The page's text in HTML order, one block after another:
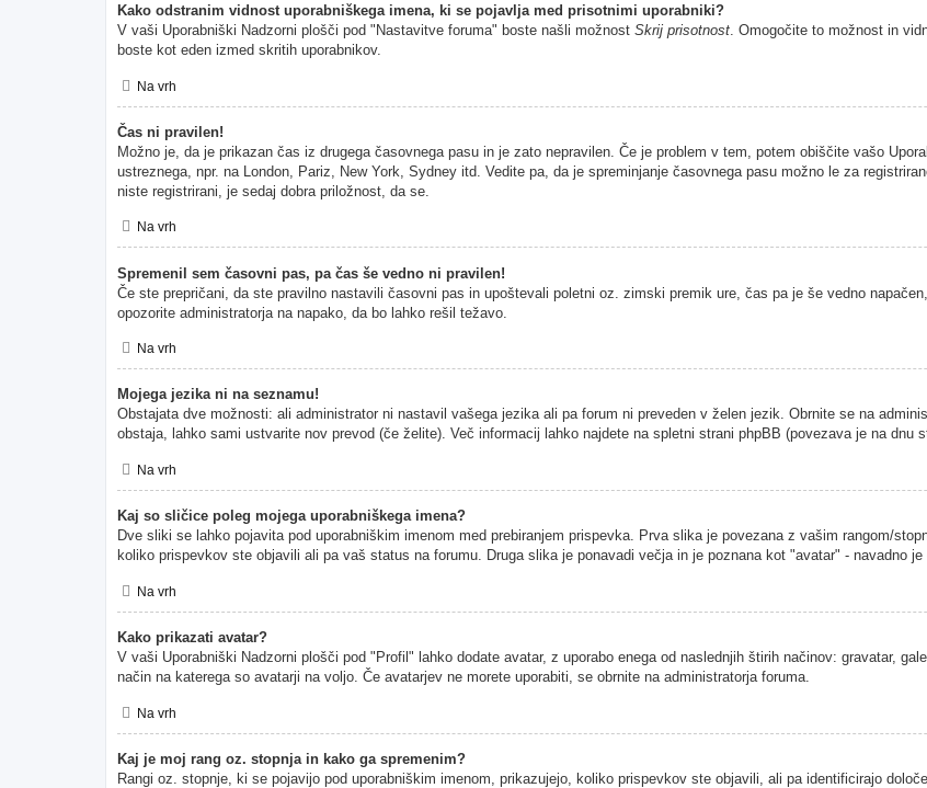
Kako odstranim vidnost uporabniškega imena, ki se pojavlja med prisotnimi uporabniki?
V vaši Uporabniški Nadzorni plošči pod "Nastavitve foruma" boste našli možnost Skrij prisotnost. Omogočite to možnost in
boste kot eden izmed skritih uporabnikov.
Na vrh
Čas ni pravilen!
Možno je, da je prikazan čas iz drugega časovnega pasu in je zato nepravilen. Če je problem v tem, potem obiščite vašo
ustreznega, npr. na London, Pariz, New York, Sydney itd. Vedite pa, da je spreminjanje časovnega pasu možno le za
niste registrirani, je sedaj dobra priložnost, da se.
Na vrh
Spremenil sem časovni pas, pa čas še vedno ni pravilen!
Če ste prepričani, da ste pravilno nastavili časovni pas in upoštevali poletni oz. zimski premik ure, čas pa je še vedno
opozorite administratorja na napako, da bo lahko rešil težavo.
Na vrh
Mojega jezika ni na seznamu!
Obstajata dve možnosti: ali administrator ni nastavil vašega jezika ali pa forum ni preveden v želen jezik. Obrnite se na
obstaja, lahko sami ustvarite nov prevod (če želite). Več informacij lahko najdete na spletni strani phpBB (povezava je na dnu
Na vrh
Kaj so sličice poleg mojega uporabniškega imena?
Dve sliki se lahko pojavita pod uporabniškim imenom med prebiranjem prispevka. Prva slika je povezana z vašim rangom/
koliko prispevkov ste objavili ali pa vaš status na forumu. Druga slika je ponavadi večja in je poznana kot "avatar" - navadno
Na vrh
Kako prikazati avatar?
V vaši Uporabniški Nadzorni plošči pod "Profil" lahko dodate avatar, z uporabo enega od naslednjih štirih načinov: gravatar,
način na katerega so avatarji na voljo. Če avatarjev ne morete uporabiti, se obrnite na administratorja foruma.
Na vrh
Kaj je moj rang oz. stopnja in kako ga spremenim?
Rangi oz. stopnje, ki se pojavijo pod uporabniškim imenom, prikazujejo, koliko prispevkov ste objavili, ali pa identificirajo